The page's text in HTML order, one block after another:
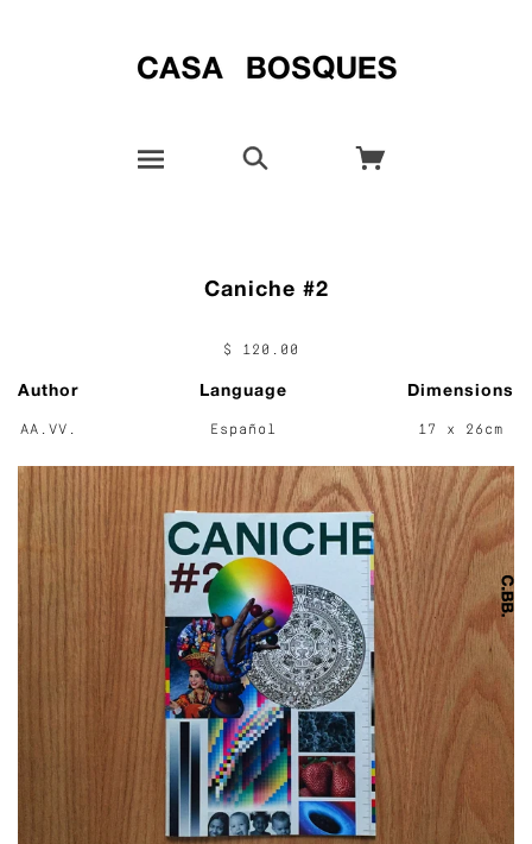
Caniche #2
$ 120.00
Author
AA.VV.
Language
Español
Dimensions
17 x 26cm